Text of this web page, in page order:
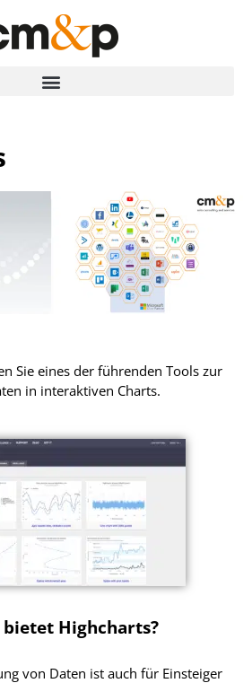
Sie eines der führenden Tools zur
in interaktiven Charts.
Highcharts?
von Daten ist auch für Einsteiger